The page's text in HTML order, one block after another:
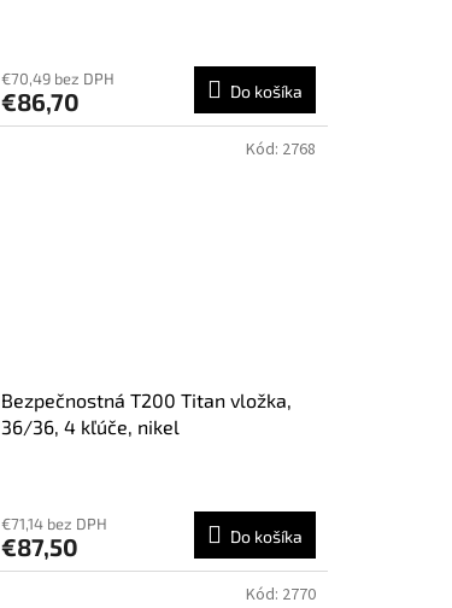
€70,49 bez DPH
€86,70 Do košíka
Bezpečnostná T200 Titan vložka,
36/36, 4 kľúče, nikel
€71,14 bez DPH
€87,50 Do košíka
Kód: 2768
Kód: 2770